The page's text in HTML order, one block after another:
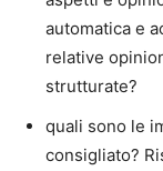
automatica e
relative
strutturate?
quali sono le
consigliato?